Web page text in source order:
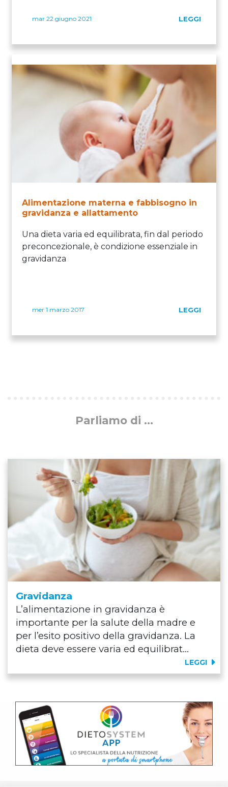
mar 22 giugno 2021 LEGGI
Alimentazione materna e fabbisogno in
gravidanza e allattamento
Una dieta varia ed equilibrata, fin dal periodo
preconcezionale, è condizione essenziale in
gravidanza
mer 1 marzo 2017 LEGGI
Parliamo di ...
Gravidanza
L’alimentazione in gravidanza è
importante per la salute della madre e
per l’esito positivo della gravidanza. La
dieta deve essere varia ed equilibrat...
LEGGI